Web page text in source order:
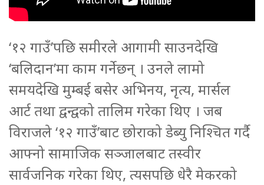
‘१२ गाउँ’पछि समीरले आगामी साउनदेखि
‘बलिदान’मा काम गर्नेछन् । उनले लामो
समयदेखि मुम्बई बसेर अभिनय, नृत्य, मार्सल
आर्ट तथा द्वन्द्वको तालिम गरेका थिए । जब
विराजले ‘१२ गाउँ’बाट छोराको डेब्यु निश्चित गर्दै
आफ्नो सामाजिक सञ्जालबाट तस्वीर
सार्वजनिक गरेका थिए, त्यसपछि धेरै मेकरको